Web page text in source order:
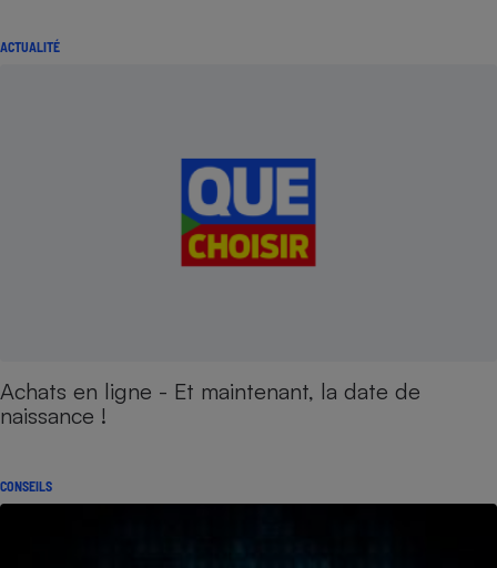
ACTUALITÉ
Achats en ligne - Et maintenant, la date de
naissance !
CONSEILS